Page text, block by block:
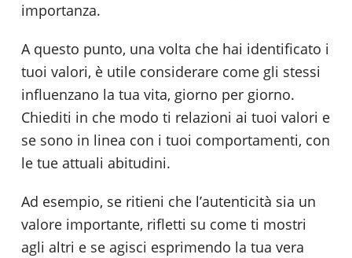
importanza.
A questo punto, una volta che hai identificato i
tuoi valori, è utile considerare come gli stessi
influenzano la tua vita, giorno per giorno.
Chiediti in che modo ti relazioni ai tuoi valori e
se sono in linea con i tuoi comportamenti, con
le tue attuali abitudini.
Ad esempio, se ritieni che l’autenticità sia un
valore importante, rifletti su come ti mostri
agli altri e se agisci esprimendo la tua vera